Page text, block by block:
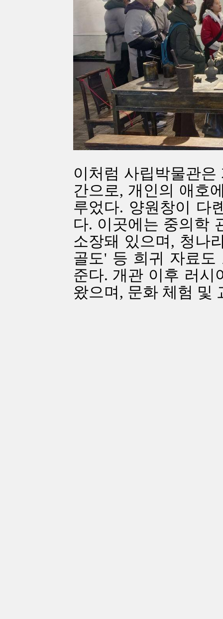
이처럼 사립박물관
간으로, 개인의 애호
루었다. 양원창이 다
다. 이곳에는 중의학
소장돼 있으며, 청나
골도' 등 희귀 자료
준다. 개관 이후 러시
왔으며, 문화 체험 및